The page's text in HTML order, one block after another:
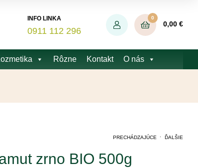
INFO LINKA
0911 112 296
0
0,00 €
Rôzne Kontakt O nás
PRECHÁDZAJÚCE ĎALŠIE
zrno BIO 500g